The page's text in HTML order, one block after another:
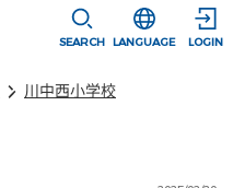
SEARCH
選択すると言
LANGUAGE LOGIN
川中西小学校